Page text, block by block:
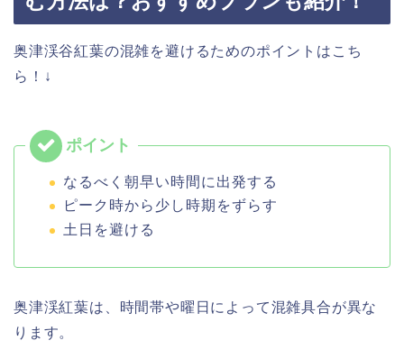
奥津渓谷紅葉の混雑を避けるためのポイントはこち
ら！↓
なるべく朝早い時間に出発する
ピーク時から少し時期をずらす
土日を避ける
奥津渓紅葉は、時間帯や曜日によって混雑具合が異な
ります。